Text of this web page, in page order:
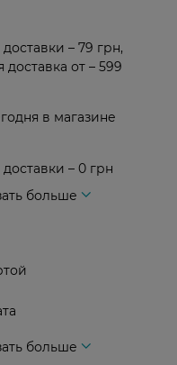
– 79 грн,
доставка от – 599
в магазине
– 0 грн
больше
больше